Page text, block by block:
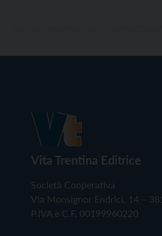
Vita Trentina Editrice
Società Cooperativa
Via Monsignor Endrici, 14 –
P.IVA e C.F. 00199960220